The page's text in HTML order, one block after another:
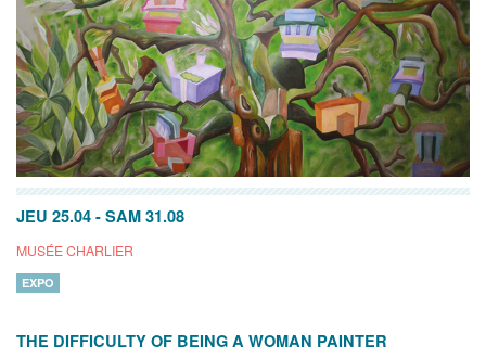
JEU 25.04 - SAM 31.08
MUSÉE CHARLIER
EXPO
THE DIFFICULTY OF BEING A WOMAN PAINTER